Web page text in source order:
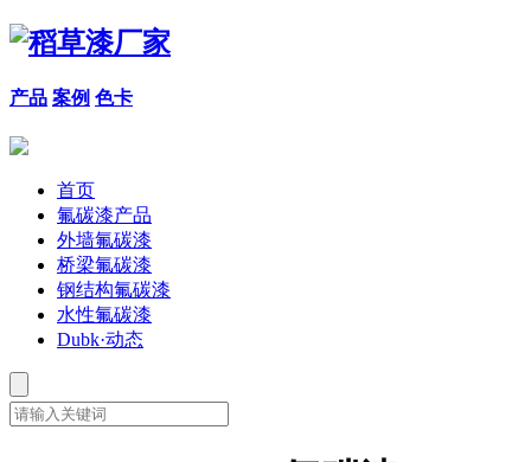
产品 案例 色卡
首页
氟碳漆产品
外墙氟碳漆
桥梁氟碳漆
钢结构氟碳漆
水性氟碳漆
Dubk·动态